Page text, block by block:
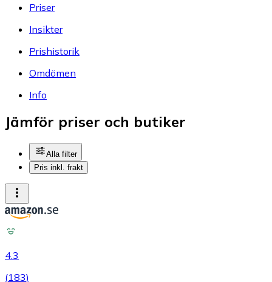
Priser
Insikter
Prishistorik
Omdömen
Info
Jämför priser och butiker
Alla filter
Pris inkl. frakt
4.3
(183)